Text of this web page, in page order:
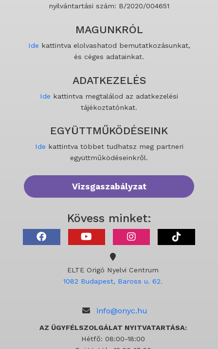
nyilvántartási szám: B/2020/004651
MAGUNKRÓL
Ide kattintva elolvashatod bemutatkozásunkat,
és céges adatainkat.
ADATKEZELÉS
Ide kattintva megtalálod az adatkezelési
tájékoztatónkat.
EGYÜTTMŰKÖDÉSEINK
Ide kattintva többet tudhatsz meg partneri
együttműködéseinkről.
Vizsgaszabályzat
Kövess minket:
ELTE Origó Nyelvi Centrum
1082 Budapest, Baross u. 62.
info@onyc.hu
AZ ÜGYFÉLSZOLGÁLAT NYITVATARTÁSA:
Hétfő: 08:00-18:00